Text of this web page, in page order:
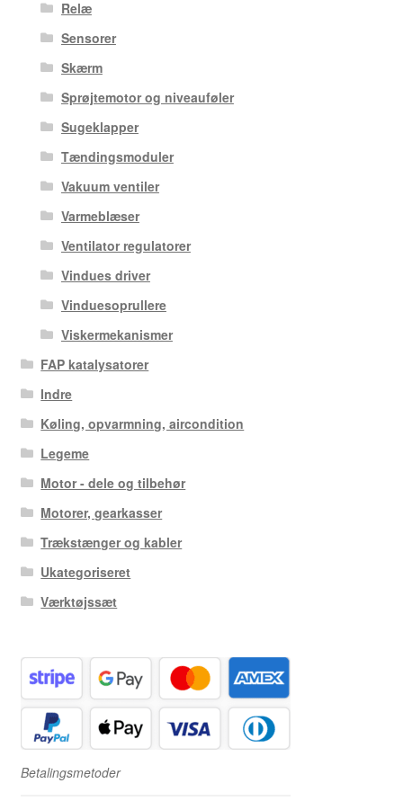
Relæ
Sensorer
Skærm
Sprøjtemotor og niveauføler
Sugeklapper
Tændingsmoduler
Vakuum ventiler
Varmeblæser
Ventilator regulatorer
Vindues driver
Vinduesoprullere
Viskermekanismer
FAP katalysatorer
Indre
Køling, opvarmning, aircondition
Legeme
Motor - dele og tilbehør
Motorer, gearkasser
Trækstænger og kabler
Ukategoriseret
Værktøjssæt
Betalingsmetoder